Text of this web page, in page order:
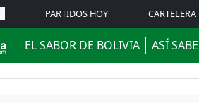
PARTIDOS HOY CARTELERA
EL SABOR DE BOLIVIA ASÍ